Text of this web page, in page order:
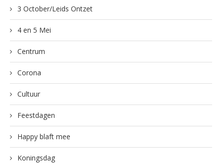
3 October/Leids Ontzet
4 en 5 Mei
Centrum
Corona
Cultuur
Feestdagen
Happy blaft mee
Koningsdag